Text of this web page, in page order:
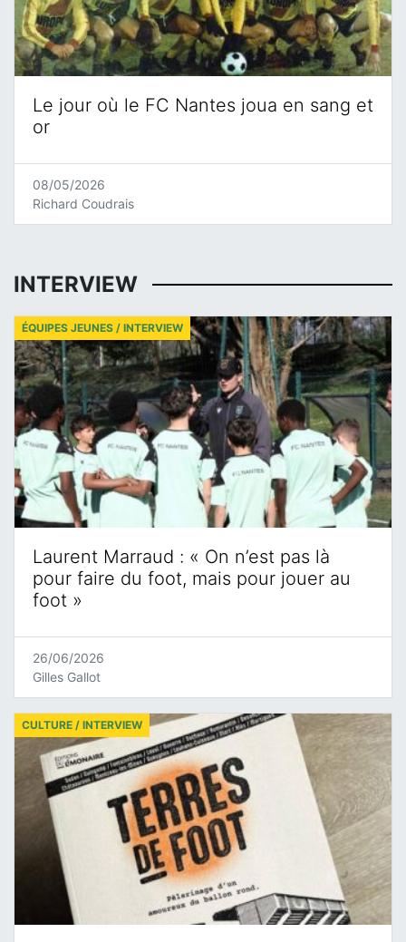
Le jour où le FC Nantes joua en sang et
or
08/05/2026
Richard Coudrais
INTERVIEW
Laurent Marraud : « On n’est pas là
pour faire du foot, mais pour jouer au
foot »
ÉQUIPES JEUNES / INTERVIEW
26/06/2026
Gilles Gallot
CULTURE / INTERVIEW